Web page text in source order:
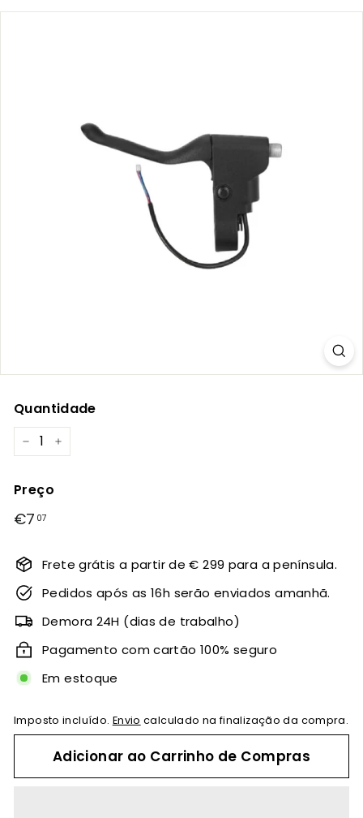
S.
Quantidade
− +
Preço
Preço
€7 07
Frete grátis a partir de € 299 para a península.
Pedidos após as 16h serão enviados amanhã.
Demora 24H (dias de trabalho)
Pagamento com cartão 100% seguro
Em estoque
Imposto incluído. Envio calculado na finalização da compra.
Adicionar ao Carrinho de Compras